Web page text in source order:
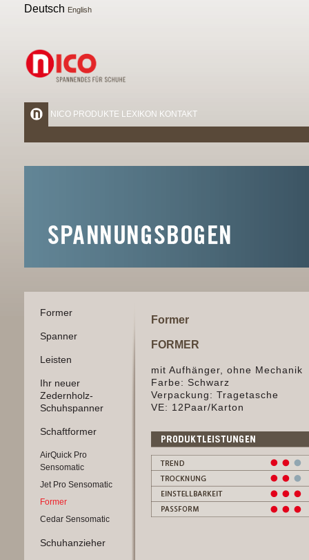
Deutsch English
NICO PRODUKTE LEXIKON KONTAKT
Former
Spanner
Leisten
Ihr neuer
Zedernholz-
Schuhspanner
Schaftformer
AirQuick Pro
Sensomatic
Jet Pro Sensomatic
Former
Cedar Sensomatic
Schuhanzieher
Former
FORMER
mit Aufhänger, ohne Mechanik
Farbe: Schwarz
Verpackung: Tragetasche
VE: 12Paar/Karton